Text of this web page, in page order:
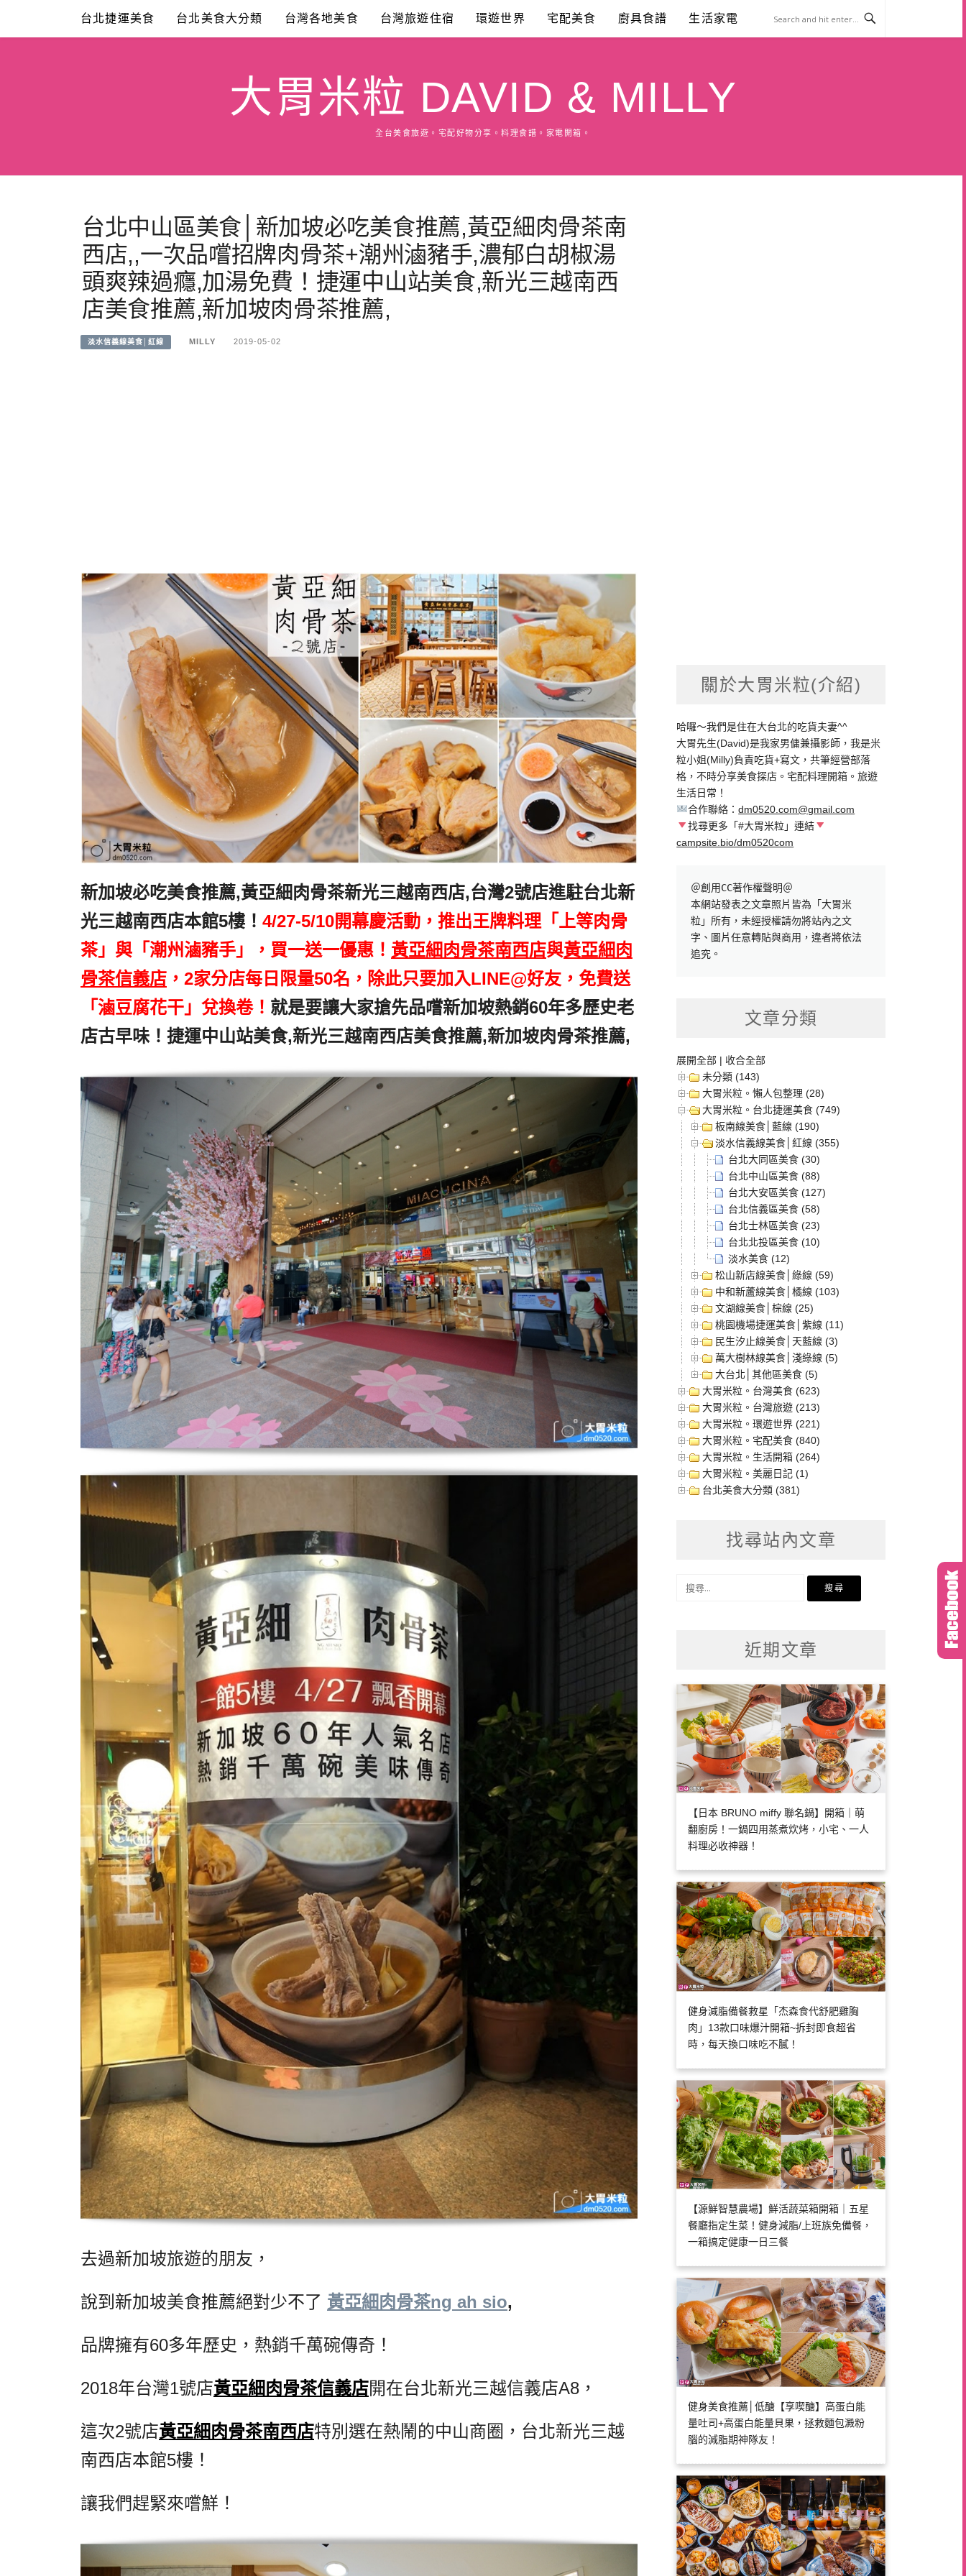
content
台北捷運美食 台北美食大分類 台灣各地美食 台灣旅遊住宿 環遊世界 宅配美食 廚具食譜 生活家電
大胃米粒 DAVID & MILLY
全台美食旅遊。宅配好物分享。料理食譜。家電開箱。
台北中山區美食│新加坡必吃美食推薦,黃亞細肉骨茶南
西店,,一次品嚐招牌肉骨茶+潮州滷豬手,濃郁白胡椒湯
頭爽辣過癮,加湯免費！捷運中山站美食,新光三越南西
店美食推薦,新加坡肉骨茶推薦,
淡水信義線美食│紅線 MILLY 2019-05-02
新加坡必吃美食推薦,黃亞細肉骨茶新光三越南西店,台灣2號店進駐台北新
光三越南西店本館5樓！ 4/27-5/10開幕慶活動，推出王牌料理「上等肉骨
茶」與「潮州滷豬手」，買一送一優惠！ 黃亞細肉骨茶南西店與黃亞細肉
骨茶信義店 ，2家分店每日限量50名，除此只要加入LINE@好友，免費送
「滷豆腐花干」兌換卷！ 就是要讓大家搶先品嚐新加坡熱銷60年多歷史老
店古早味！捷運中山站美食,新光三越南西店美食推薦,新加坡肉骨茶推薦,
去過新加坡旅遊的朋友，
說到新加坡美食推薦絕對少不了 黃亞細肉骨茶ng ah sio,
品牌擁有60多年歷史，熱銷千萬碗傳奇！
2018年台灣1號店黃亞細肉骨茶信義店開在台北新光三越信義店A8，
這次2號店黃亞細肉骨茶南西店特別選在熱鬧的中山商圈，台北新光三越
南西店本館5樓！
讓我們趕緊來嚐鮮！
關於大胃米粒(介紹)
哈囉～我們是住在大台北的吃貨夫妻^^
大胃先生(David)是我家男傭兼攝影師，我是米
粒小姐(Milly)負責吃貨+寫文，共筆經營部落
格，不時分享美食探店。宅配料理開箱。旅遊
生活日常！
合作聯絡：dm0520.com@gmail.com
找尋更多「#大胃米粒」連結
campsite.bio/dm0520com
＠創用CC著作權聲明＠
本網站發表之文章照片皆為「大胃米
粒」所有，未經授權請勿將站內之文
字、圖片任意轉貼與商用，違者將依法
追究。
文章分類
展開全部 | 收合全部
未分類 (143)
大胃米粒。懶人包整理 (28)
大胃米粒。台北捷運美食 (749)
板南線美食│藍線 (190)
淡水信義線美食│紅線 (355)
台北大同區美食 (30)
台北中山區美食 (88)
台北大安區美食 (127)
台北信義區美食 (58)
台北士林區美食 (23)
台北北投區美食 (10)
淡水美食 (12)
松山新店線美食│綠線 (59)
中和新蘆線美食│橘線 (103)
文湖線美食│棕線 (25)
桃園機場捷運美食│紫線 (11)
民生汐止線美食│天藍線 (3)
萬大樹林線美食│淺綠線 (5)
大台北│其他區美食 (5)
大胃米粒。台灣美食 (623)
大胃米粒。台灣旅遊 (213)
大胃米粒。環遊世界 (221)
大胃米粒。宅配美食 (840)
大胃米粒。生活開箱 (264)
大胃米粒。美麗日記 (1)
台北美食大分類 (381)
找尋站內文章
近期文章
【日本 BRUNO miffy 聯名鍋】開箱｜萌
翻廚房！一鍋四用蒸煮炊烤，小宅、一人
料理必收神器！
健身減脂備餐救星「杰森食代舒肥雞胸
肉」13款口味爆汁開箱~拆封即食超省
時，每天換口味吃不膩！
【源鮮智慧農場】鮮活蔬菜箱開箱｜五星
餐廳指定生菜！健身減脂/上班族免備餐，
一箱搞定健康一日三餐
健身美食推薦│低醣【享喫醣】高蛋白能
量吐司+高蛋白能量貝果，拯救麵包澱粉
腦的減脂期神隊友！